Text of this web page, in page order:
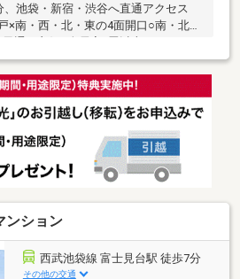
、池袋・新宿・渋谷へ直通アクセス
×南・西・北・東の4面開口○南・北両
風通し良好○全居室6畳以上のゆとりあ
ト飼育可、専用洗い場完備○LDに床暖
から心地よい温もり○オートロッ
完備で安心の共働きライフ○ウォー
で豊富な収納力を実現
ンション
西武池袋線 富士見台駅 徒歩7分
その他の交通